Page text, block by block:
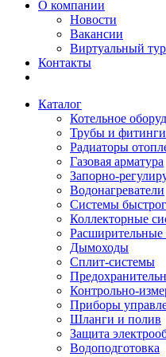
О компании
Новости
Вакансии
Виртуальный тур
Контакты
Каталог
Котельное
Трубы и фитинги
Радиаторы
Газовая арматура
Запорно-
Водонагреватели
Системы
Коллекторные
Расширительные
Дымоходы
Сплит-системы
Контрольно-
Приборы
Шланги и полив
Защита
Водоподготовка